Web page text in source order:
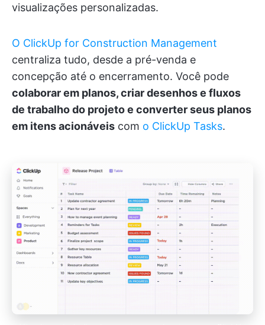
visualizações personalizadas.
O ClickUp for Construction Management
centraliza tudo, desde a pré-venda e
concepção até o encerramento. Você pode
colaborar em planos, criar desenhos e fluxos
de trabalho do projeto e converter seus planos
em itens acionáveis com o ClickUp Tasks.